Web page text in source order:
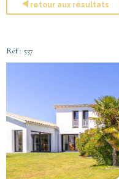
retour aux résultats
Réf : 537